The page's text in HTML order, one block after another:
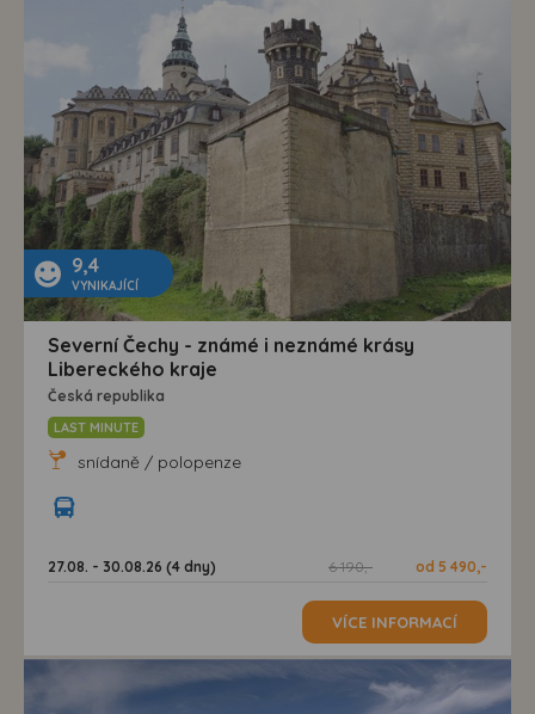
9,4
VYNIKAJÍCÍ
Severní Čechy - známé i neznámé krásy
Libereckého kraje
Česká republika
LAST MINUTE
snídaně / polopenze
27.08. - 30.08.26 (4 dny) 6 190,- od 5 490,-
VÍCE INFORMACÍ